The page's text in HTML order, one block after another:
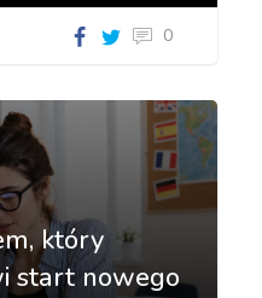
0
który
start nowego